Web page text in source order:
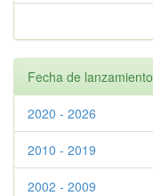
Fecha de lanzamiento
2020 - 2026
2010 - 2019
2002 - 2009